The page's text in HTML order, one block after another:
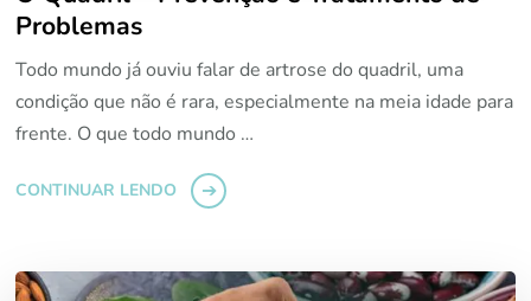
Problemas
Todo mundo já ouviu falar de artrose do quadril, uma
condição que não é rara, especialmente na meia idade para
frente. O que todo mundo …
CONTINUAR LENDO